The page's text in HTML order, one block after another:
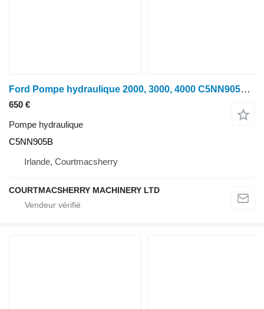
Ford Pompe hydraulique 2000, 3000, 4000 C5NN905B pour tracteur à roues
650 €
Pompe hydraulique
C5NN905B
Irlande, Courtmacsherry
COURTMACSHERRY MACHINERY LTD